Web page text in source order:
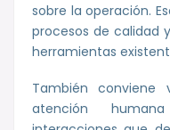
sobre la operación.
procesos de calidad
herramientas
También conviene
atención